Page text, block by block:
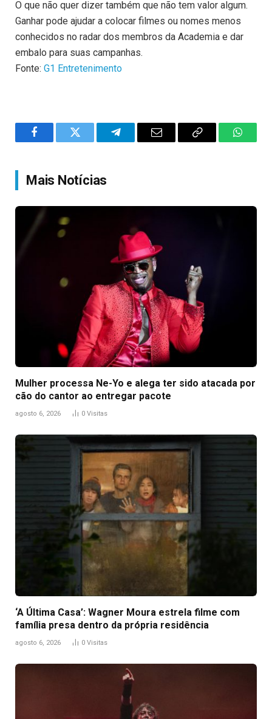
O que não quer dizer também que não tem valor algum.
Ganhar pode ajudar a colocar filmes ou nomes menos
conhecidos no radar dos membros da Academia e dar
embalo para suas campanhas.
Fonte: G1 Entretenimento
FacebookTwitter TelegramEmail
Copy
Mais Notícias
Mulher processa Ne-Yo e alega ter sido atacada por
cão do cantor ao entregar pacote
agosto 6, 2026 0 Visitas
‘A Última Casa’: Wagner Moura estrela filme com
família presa dentro da própria residência
agosto 6, 2026 0 Visitas